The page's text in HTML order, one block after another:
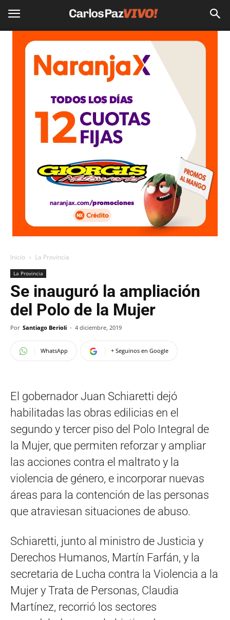
Inicio La Provincia
La Provincia
Se inauguró la ampliación
del Polo de la Mujer
Por Santiago Berioli - 4 diciembre, 2019
WhatsApp + Seguinos en Google
El gobernador Juan Schiaretti dejó
habilitadas las obras edilicias en el
segundo y tercer piso del Polo Integral de
la Mujer, que permiten reforzar y ampliar
las acciones contra el maltrato y la
violencia de género, e incorporar nuevas
áreas para la contención de las personas
que atraviesan situaciones de abuso.
Schiaretti, junto al ministro de Justicia y
Derechos Humanos, Martín Farfán, y la
secretaria de Lucha contra la Violencia a la
Mujer y Trata de Personas, Claudia
Martínez, recorrió los sectores